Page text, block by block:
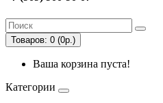
Товаров: 0 (0р.)
Ваша корзина пуста!
Категории